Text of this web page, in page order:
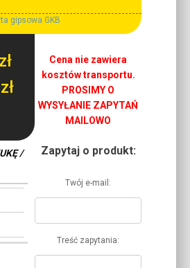
gipsowa GKB
zł
zł
/
Cena nie zawiera
kosztów transportu.
PROSIMY O
WYSYŁANIE ZAPYTAŃ
MAILOWO
Zapytaj o produkt:
Twój e-mail:
Treść zapytania: